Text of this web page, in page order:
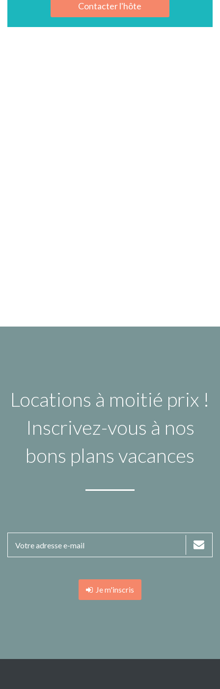
Contacter l'hôte
Locations à moitié prix !
Inscrivez-vous à nos
bons plans vacances
Je m'inscris